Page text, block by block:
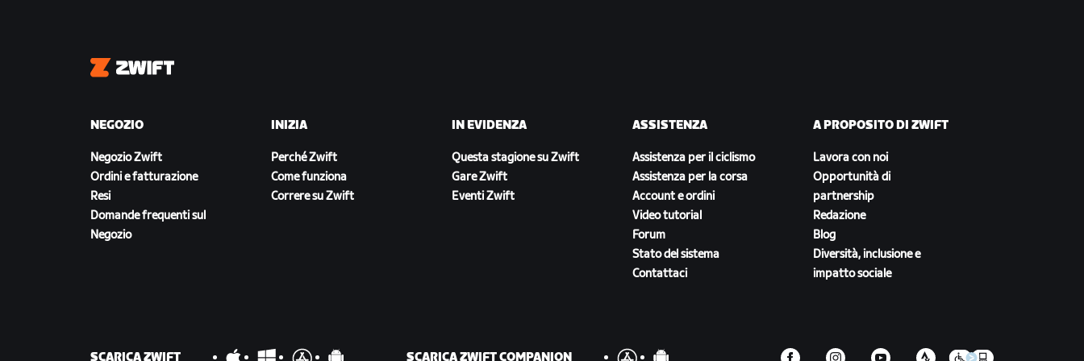
Zwift
NEGOZIO
Negozio Zwift
Ordini e fatturazione
Resi
Domande frequenti sul
Negozio
INIZIA
Perché Zwift
Come funziona
Correre su Zwift
IN EVIDENZA
Questa stagione su Zwift
Gare Zwift
Eventi Zwift
ASSISTENZA
Assistenza per il ciclismo
Assistenza per la corsa
Account e ordini
Video tutorial
Forum
Stato del sistema
Contattaci
A PROPOSITO DI ZWIFT
Lavora con noi
Opportunità di
partnership
Redazione
Blog
Diversità, inclusione e
impatto sociale
SCARICA ZWIFT SCARICA ZWIFT COMPANION